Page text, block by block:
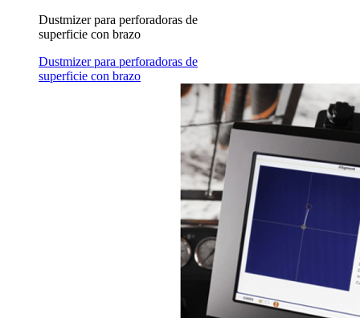
Dustmizer para perforadoras de
superficie con brazo
Dustmizer para perforadoras de
superficie con brazo